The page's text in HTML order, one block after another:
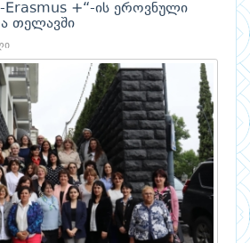
Erasmus +“-ის ეროვნული
თელავში